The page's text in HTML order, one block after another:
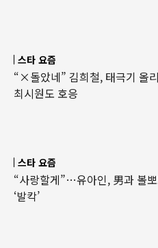
스타 요즘
“×돌았네” 김희철, 태극기 올
최시원도 호응
스타 요즘
“사랑할게”…유아인, 男과 볼
‘발칵’